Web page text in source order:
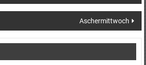
Aschermittwoch